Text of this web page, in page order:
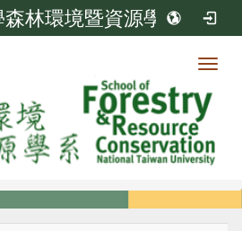
林環境暨資源學系